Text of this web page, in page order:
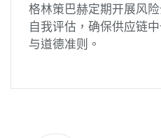
格林策巴赫定期开展风
自我评估，确保供应链
与道德准则。